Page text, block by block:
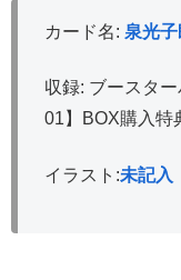
カード名: 泉光
収録: ブースタ
01】BOX購入特
イラスト:未記入